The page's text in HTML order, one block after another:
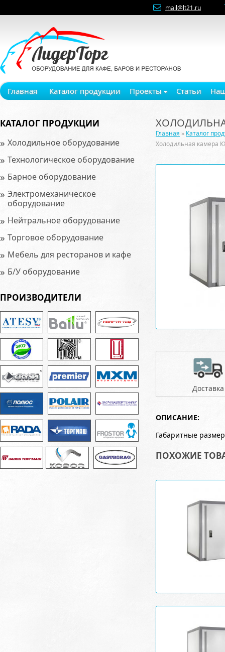
mail@lt21.ru
Главная Каталог продукции Проекты Статьи
КАТАЛОГ ПРОДУКЦИИ
» Холодильное оборудование
» Технологическое оборудование
» Барное оборудование
» Электромеханическое
оборудование
» Нейтральное оборудование
» Торговое оборудование
» Мебель для ресторанов и кафе
» Б/У оборудование
ПРОИЗВОДИТЕЛИ
Главная » Каталог
Холодильная камера
Доставка
ОПИСАНИЕ:
Габаритные
ПОХОЖИЕ